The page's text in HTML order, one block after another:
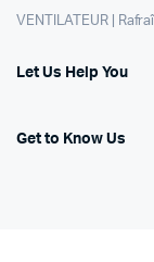
VENTILATEUR |
Let Us Help You
Get to Know Us